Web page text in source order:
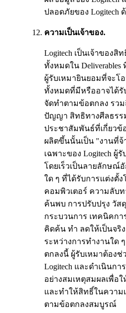
ปลอดภัยของ Logitech
ความเป็นเจ้าของ.
Logitech เป็นเจ้าของ
ทั้งหมดใน
ผู้รับเหมายินยอมที่จะโ
ทั้งหมดที่มีหรืออาจได้รั
จัดทำตามข้อตกลง รว
ปัญญา สิทธิทางศีลธรร
ประชาสัมพันธ์ที่เกี่ยวข้
ผลิตขึ้นนั้นเป็น "งานที่จ้
เฉพาะของ Logitech ผู้
โดยเร็วเป็นลายลักษณ์
ใด ๆ ที่ได้รับการแต่งตั้ง
คอมพิวเตอร์ ความลับ
ค้นพบ การปรับปรุง วัส
กระบวนการ เทคนิคก
คิดค้น ทำ ลดให้เป็นจริ
ระหว่างการทำงานใด
ตกลงนี้ ผู้รับเหมาต้อง
Logitech และดำเนินกา
อย่างสมเหตุสมผลเพื่อใ
และทำให้สิทธิ์ในความ
ตามข้อตกลงสมบูรณ์